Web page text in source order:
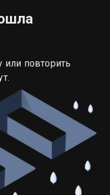
или повторить